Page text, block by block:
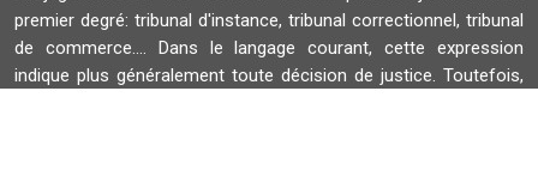
premier degré: tribunal d'instance, tribunal correctionnel, tribunal
de commerce.... Dans le langage courant, cette expression
indique plus généralement toute décision de justice. Toutefois,